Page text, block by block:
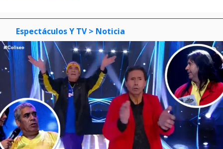
Espectáculos Y TV > Noticia